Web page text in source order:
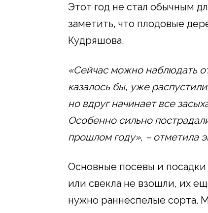
Этот год не стал обычным
заметить, что плодовые
Кудряшова.
«Сейчас можно наблюдать
казалось бы, уже
но вдруг начинает все
Особенно сильно
прошлом году», – отметила
Основные посевы и
или свекла не взошли, их
нужно раннеспелые сорта.